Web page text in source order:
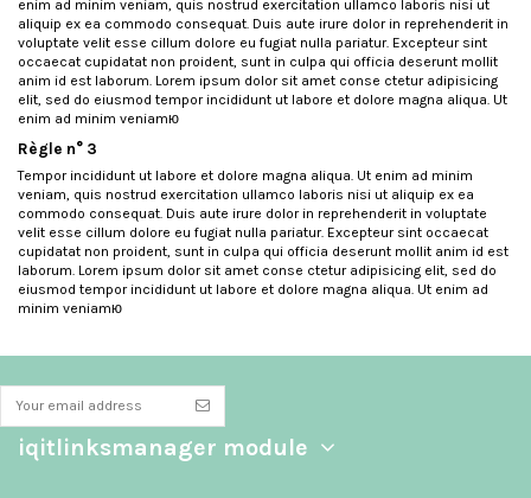
enim ad minim veniam, quis nostrud exercitation ullamco laboris nisi ut
aliquip ex ea commodo consequat. Duis aute irure dolor in reprehenderit in
voluptate velit esse cillum dolore eu fugiat nulla pariatur. Excepteur sint
occaecat cupidatat non proident, sunt in culpa qui officia deserunt mollit
anim id est laborum. Lorem ipsum dolor sit amet conse ctetur adipisicing
elit, sed do eiusmod tempor incididunt ut labore et dolore magna aliqua. Ut
enim ad minim veniamю
Règle n° 3
Tempor incididunt ut labore et dolore magna aliqua. Ut enim ad minim
veniam, quis nostrud exercitation ullamco laboris nisi ut aliquip ex ea
commodo consequat. Duis aute irure dolor in reprehenderit in voluptate
velit esse cillum dolore eu fugiat nulla pariatur. Excepteur sint occaecat
cupidatat non proident, sunt in culpa qui officia deserunt mollit anim id est
laborum. Lorem ipsum dolor sit amet conse ctetur adipisicing elit, sed do
eiusmod tempor incididunt ut labore et dolore magna aliqua. Ut enim ad
minim veniamю
iqitlinksmanager module